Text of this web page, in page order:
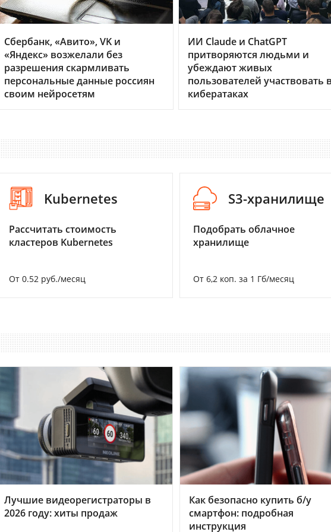
Сбербанк, «Авито», VK и
«Яндекс» возжелали без
разрешения скармливать
персональные данные россиян
своим нейросетям
ИИ Claude и ChatGPT
притворяются людьми и
убеждают живых
пользователей участвовать
кибератаках
Kubernetes
Рассчитать стоимость
кластеров Kubernetes
От 0.52 руб./месяц
S3-хранилище
Подобрать облачное
хранилище
От 6,2 коп. за 1 Гб/месяц
Лучшие видеорегистраторы в
2026 году: хиты продаж
Как безопасно купить б/у
смартфон: подробная
инструкция